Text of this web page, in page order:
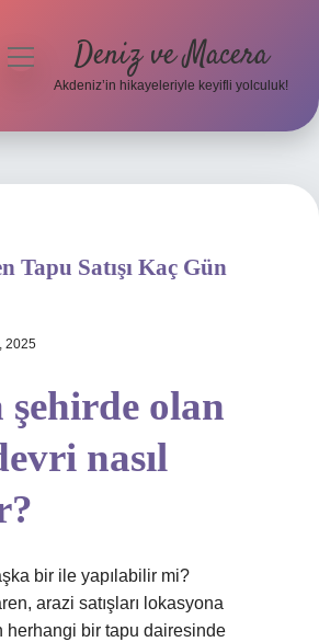
menüyü Deniz ve Macera
Akdeniz’in hikayeleriyle keyifli yolculuk!
Tapu Satışı Kaç Gün
2025
şehirde olan
nasıl
bir ile yapılabilir mi?
arazi satışları lokasyona
herhangi bir tapu dairesinde